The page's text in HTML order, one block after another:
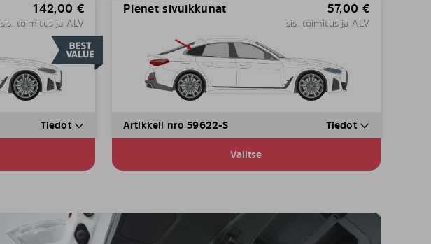
142,00 €
sis. toimitus ja ALV
Tiedot
Pienet sivuikkunat 57,00 €
sis. toimitus ja ALV
Artikkeli nro 59622-S Tiedot
Valitse